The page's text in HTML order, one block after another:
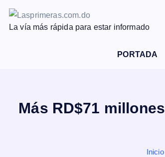
La vía más rápida para estar informado
PORTADA
Más RD$71
Inicio